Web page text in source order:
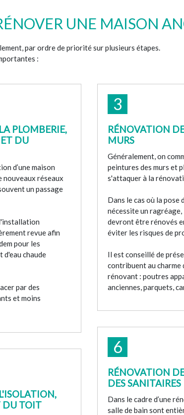
UNE MAISON
par ordre de priorité sur plusieurs étapes.
:
PLOMBERIE,
DU
d’une maison
nouveaux réseaux
un passage
revue afin
pour les
d'eau chaude
par des
et moins
DU TOIT
3
RÉNOVATION
MURS
Généralement, on
peintures des murs et
s'attaquer à la
Dans le cas où la pose
nécessite un
devront être rénovés
éviter les risques de
Il est conseillé de
contribuent au charme
rénovant : poutres
anciennes, parquets,
6
RÉNOVATION
DES SANITAIRES
Dans le cadre d’une
salle de bain sont